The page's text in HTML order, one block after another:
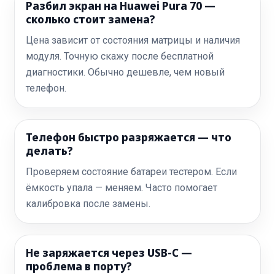
Разбил экран на Huawei Pura 70 —
сколько стоит замена?
Цена зависит от состояния матрицы и наличия
модуля. Точную скажу после бесплатной
диагностики. Обычно дешевле, чем новый
телефон.
Телефон быстро разряжается — что
делать?
Проверяем состояние батареи тестером. Если
ёмкость упала — меняем. Часто помогает
калибровка после замены.
Не заряжается через USB-C —
проблема в порту?